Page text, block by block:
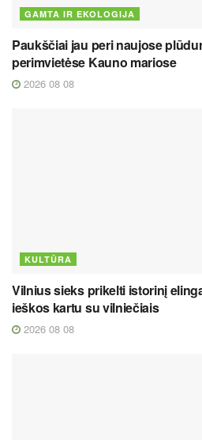
GAMTA IR EKOLOGIJA
Paukščiai jau peri naujose
perimvietėse Kauno mariose
2026 08 08
KULTŪRA
Vilnius sieks prikelti istorinį
ieškos kartu su vilniečiais
2026 08 08